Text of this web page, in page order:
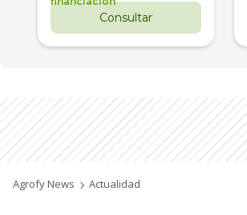
Consultar
Agrofy News Actualidad